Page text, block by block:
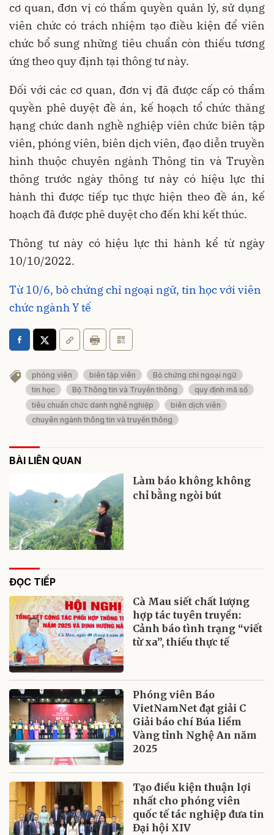
cơ quan, đơn vị có thẩm quyền quản lý, sử dụng
viên chức có trách nhiệm tạo điều kiện để viên
chức bổ sung những tiêu chuẩn còn thiếu tương
ứng theo quy định tại thông tư này.
Đối với các cơ quan, đơn vị đã được cấp có thẩm
quyền phê duyệt đề án, kế hoạch tổ chức thăng
hạng chức danh nghề nghiệp viên chức biên tập
viên, phóng viên, biên dịch viên, đạo diễn truyền
hình thuộc chuyên ngành Thông tin và Truyền
thông trước ngày thông tư này có hiệu lực thi
hành thì được tiếp tục thực hiện theo đề án, kế
hoạch đã được phê duyệt cho đến khi kết thúc.
Thông tư này có hiệu lực thi hành kể từ ngày
10/10/2022.
Từ 10/6, bỏ chứng chỉ ngoại ngữ, tin học với viên
chức ngành Y tế
phóng viên biên tập viên
Bỏ chứng chỉ ngoại ngữ
tin học
Bộ Thông tin và Truyền thông
quy định mã số
tiêu chuẩn chức danh nghề nghiệp
biên dịch viên
chuyên ngành thông tin và truyền thông
BÀI LIÊN QUAN
Làm báo không không
chỉ bằng ngòi bút
ĐỌC TIẾP
Cà Mau siết chất lượng
hợp tác tuyên truyền:
Cảnh báo tình trạng “viết
từ xa”, thiếu thực tế
Phóng viên Báo
VietNamNet đạt giải C
Giải báo chí Búa liềm
Vàng tỉnh Nghệ An năm
2025
Tạo điều kiện thuận lợi
nhất cho phóng viên
quốc tế tác nghiệp đưa tin
Đại hội XIV